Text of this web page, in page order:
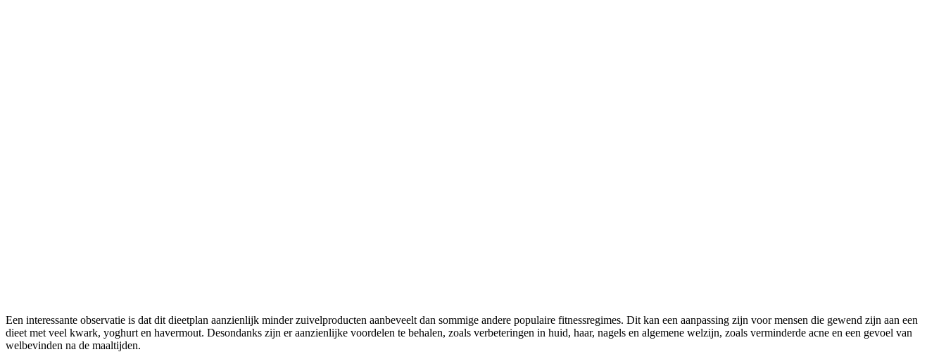
Een interessante observatie is dat dit dieetplan aanzienlijk minder zuivelproducten aanbeveelt dan sommige andere populaire fitnessregimes. Dit kan een aanpassing zijn voor mensen die gewend zijn aan een
dieet met veel kwark, yoghurt en havermout. Desondanks zijn er aanzienlijke voordelen te behalen, zoals verbeteringen in huid, haar, nagels en algemene welzijn, zoals verminderde acne en een gevoel van
welbevinden na de maaltijden.